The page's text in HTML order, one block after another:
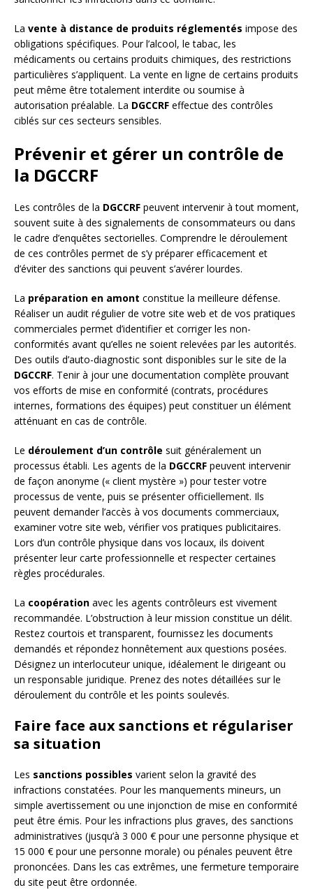
La vente à distance de produits réglementés impose des
obligations spécifiques. Pour l’alcool, le tabac, les
médicaments ou certains produits chimiques, des restrictions
particulières s’appliquent. La vente en ligne de certains produits
peut même être totalement interdite ou soumise à
autorisation préalable. La DGCCRF effectue des contrôles
ciblés sur ces secteurs sensibles.
Prévenir et gérer un contrôle de
la DGCCRF
Les contrôles de la DGCCRF peuvent intervenir à tout moment,
souvent suite à des signalements de consommateurs ou dans
le cadre d’enquêtes sectorielles. Comprendre le déroulement
de ces contrôles permet de s’y préparer efficacement et
d’éviter des sanctions qui peuvent s’avérer lourdes.
La préparation en amont constitue la meilleure défense.
Réaliser un audit régulier de votre site web et de vos pratiques
commerciales permet d’identifier et corriger les non-
conformités avant qu’elles ne soient relevées par les autorités.
Des outils d’auto-diagnostic sont disponibles sur le site de la
DGCCRF. Tenir à jour une documentation complète prouvant
vos efforts de mise en conformité (contrats, procédures
internes, formations des équipes) peut constituer un élément
atténuant en cas de contrôle.
Le déroulement d’un contrôle suit généralement un
processus établi. Les agents de la DGCCRF peuvent intervenir
de façon anonyme (« client mystère ») pour tester votre
processus de vente, puis se présenter officiellement. Ils
peuvent demander l’accès à vos documents commerciaux,
examiner votre site web, vérifier vos pratiques publicitaires.
Lors d’un contrôle physique dans vos locaux, ils doivent
présenter leur carte professionnelle et respecter certaines
règles procédurales.
La coopération avec les agents contrôleurs est vivement
recommandée. L’obstruction à leur mission constitue un délit.
Restez courtois et transparent, fournissez les documents
demandés et répondez honnêtement aux questions posées.
Désignez un interlocuteur unique, idéalement le dirigeant ou
un responsable juridique. Prenez des notes détaillées sur le
déroulement du contrôle et les points soulevés.
Faire face aux sanctions et régulariser
sa situation
Les sanctions possibles varient selon la gravité des
infractions constatées. Pour les manquements mineurs, un
simple avertissement ou une injonction de mise en conformité
peut être émis. Pour les infractions plus graves, des sanctions
administratives (jusqu’à 3 000 € pour une personne physique et
15 000 € pour une personne morale) ou pénales peuvent être
prononcées. Dans les cas extrêmes, une fermeture temporaire
du site peut être ordonnée.